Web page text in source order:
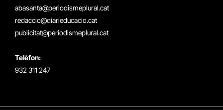
abasanta@periodismeplural.cat
redaccio@diarieducacio.cat
publicitat@periodismeplural.cat
Telèfon:
932 311 247